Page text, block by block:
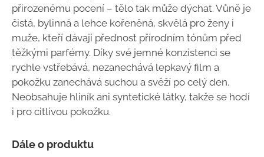
přirozenému pocení – tělo tak může dýchat. Vůně je
čistá, bylinná a lehce kořeněná, skvělá pro ženy i
muže, kteří dávají přednost přírodním tónům před
těžkými parfémy. Díky své jemné konzistenci se
rychle vstřebává, nezanechává lepkavý film a
pokožku zanechává suchou a svěží po celý den.
Neobsahuje hliník ani syntetické látky, takže se hodí
i pro citlivou pokožku.
Dále o produktu